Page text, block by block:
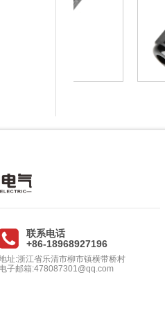
联系电话
+86-18968927196
址:浙江省乐清市柳市镇横带桥村
电子邮箱:478087301@qq.com